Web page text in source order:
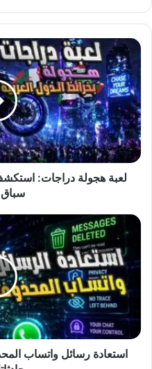
لعبة
هجولة
دراجات:
استكشف
خرائط
الدول
العربية
بتجربة
سباق
واقعيةلعبة هجولة دراجات:
سباق
استعادة
رسائل
واتساب
المحذوفة:
دليلك
الشامل
لاسترجاع
محادثاتك
الهامة
استعادة رسائل واتساب